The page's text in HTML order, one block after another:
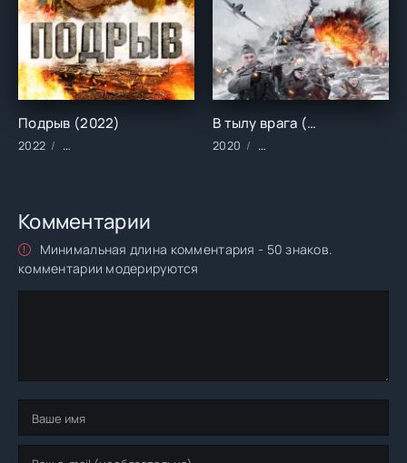
Подрыв (2022)
2022 Фильмы/2022 год/Зарубежные/Военные/Драма/
В тылу врага (2020)
2020 Фильмы/2020 год/
Комментарии
Минимальная длина комментария - 50 знаков.
комментарии модерируются